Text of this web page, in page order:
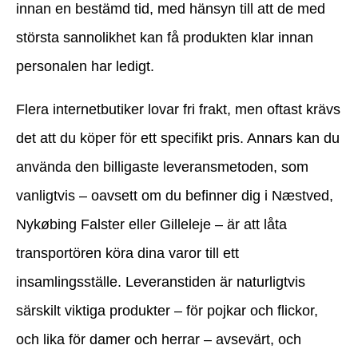
innan en bestämd tid, med hänsyn till att de med
största sannolikhet kan få produkten klar innan
personalen har ledigt.
Flera internetbutiker lovar fri frakt, men oftast krävs
det att du köper för ett specifikt pris. Annars kan du
använda den billigaste leveransmetoden, som
vanligtvis – oavsett om du befinner dig i Næstved,
Nykøbing Falster eller Gilleleje – är att låta
transportören köra dina varor till ett
insamlingsställe. Leveranstiden är naturligtvis
särskilt viktiga produkter – för pojkar och flickor,
och lika för damer och herrar – avsevärt, och